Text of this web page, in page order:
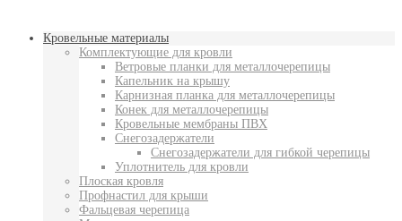
Кровельные материалы
Комплектующие для кровли
Ветровые планки для металлочерепицы
Капельник на крышу
Карнизная планка для металлочерепицы
Конек для металлочерепицы
Кровельные мембраны ПВХ
Снегозадержатели
Снегозадержатели для гибкой черепицы
Уплотнитель для кровли
Плоская кровля
Профнастил для крыши
Фальцевая черепица